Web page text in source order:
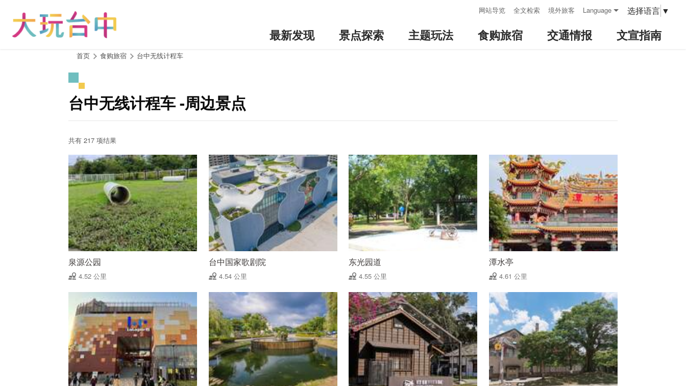
网站导览 全文检索 境外旅客 Language 选择语言 ▼
最新发现 景点探索 主题玩法 食购旅宿 交通情报 文宣指南
首页 食购旅宿 台中无线计程车
台中无线计程车 -周边景点
共有 217 项结果
泉源公园
4.52 公里
台中国家歌剧院
4.54 公里
东光园道
4.55 公里
潭水亭
4.61 公里